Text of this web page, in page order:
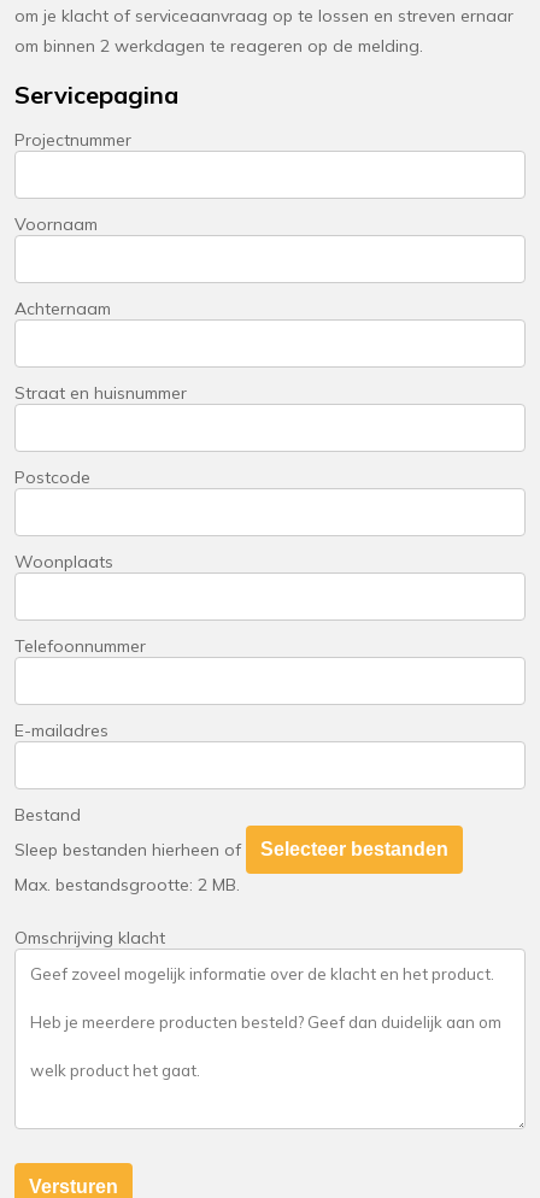
om je klacht of serviceaanvraag op te lossen en streven ernaar
om binnen 2 werkdagen te reageren op de melding.
Servicepagina
Projectnummer
Voornaam
Achternaam
Straat en huisnummer
Postcode
Woonplaats
Telefoonnummer
E-mailadres
Bestand
Sleep bestanden hierheen of
Selecteer bestanden
Max. bestandsgrootte: 2 MB.
Omschrijving klacht
Versturen